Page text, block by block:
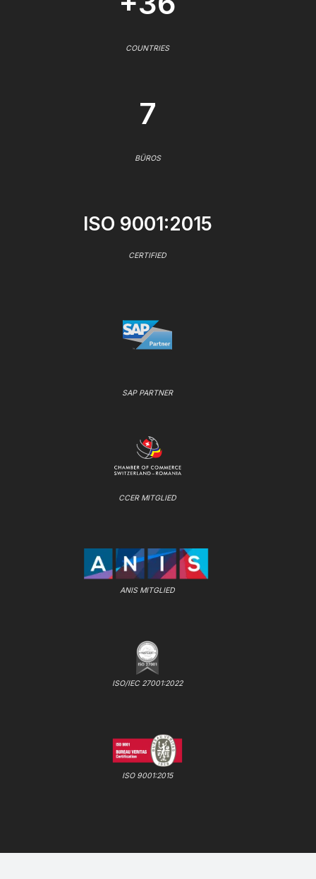
COUNTRIES
7
BÜROS
ISO 9001:2015
CERTIFIED
SAP PARTNER
CCER MITGLIED
ANIS MITGLIED
ISO/IEC 27001:2022
ISO 9001:2015